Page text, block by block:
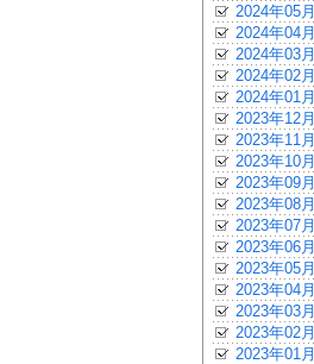
2024年05月
2024年04月
2024年03月
2024年02月
2024年01月
2023年12月
2023年11月
2023年10月
2023年09月
2023年08月
2023年07月
2023年06月
2023年05月
2023年04月
2023年03月
2023年02月
2023年01月